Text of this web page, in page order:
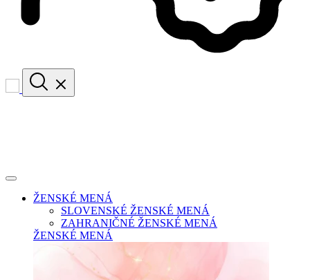
ŽENSKÉ MENÁ
SLOVENSKÉ ŽENSKÉ MENÁ
ZAHRANIČNÉ ŽENSKÉ MENÁ
ŽENSKÉ MENÁ